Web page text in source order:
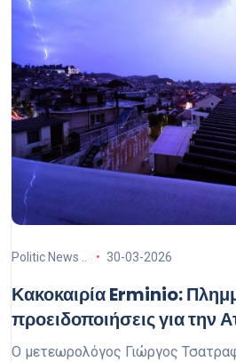
Politic News .. 30-03-2026
Κακοκαιρία Erminio:
προειδοποιήσεις για την
Ο μετεωρολόγος Γιώργος